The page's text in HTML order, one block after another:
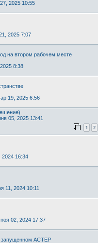
2025 10:55
2025 7:07
на втором рабочем месте
8:38
19, 2025 6:56
05, 2025 13:41
1 2
2024 16:34
11, 2024 10:11
02, 2024 17:37
запущенном АСТЕР